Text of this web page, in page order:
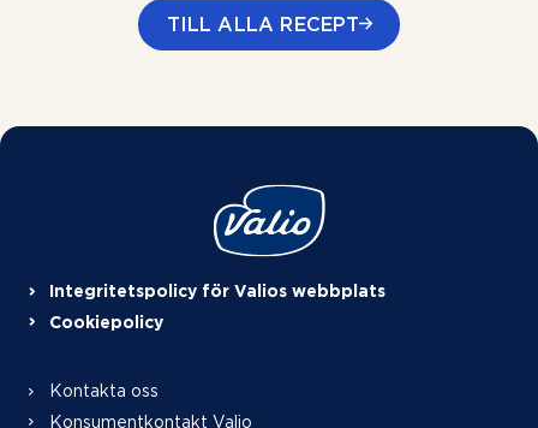
TILL ALLA RECEPT
Integritetspolicy för Valios webbplats
Cookiepolicy
Kontakta oss
Konsumentkontakt Valio